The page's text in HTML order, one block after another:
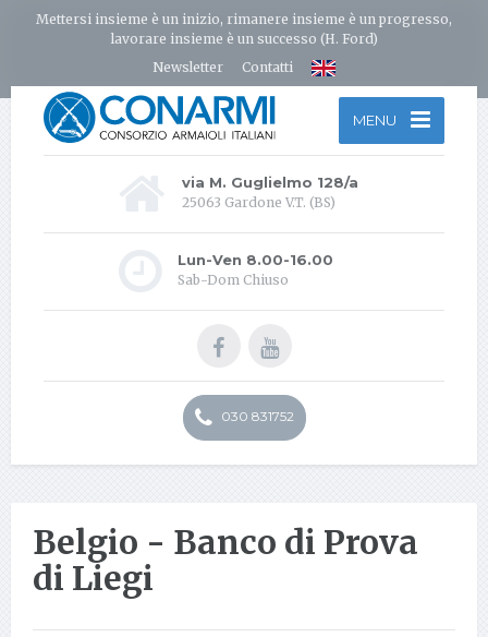
Mettersi insieme è un inizio, rimanere insieme è un progresso,
lavorare insieme è un successo (H. Ford)
Newsletter
Contatti
MENU
via M. Guglielmo 128/a
25063 Gardone V.T. (BS)
Lun-Ven 8.00-16.00
Sab-Dom Chiuso
030 831752
Belgio - Banco di Prova
di Liegi